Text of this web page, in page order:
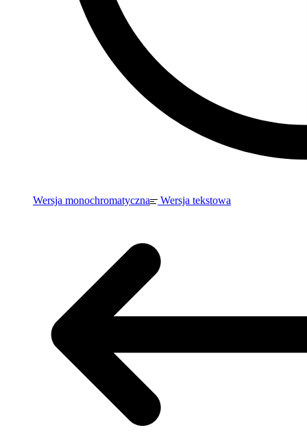
Wersja monochromatyczna Wersja tekstowa